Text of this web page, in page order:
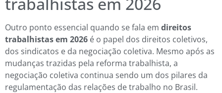
Outro ponto essencial quando se fala em direitos
trabalhistas em 2026 é o papel dos direitos coletivos,
dos sindicatos e da negociação coletiva. Mesmo após as
mudanças trazidas pela reforma trabalhista, a
negociação coletiva continua sendo um dos pilares da
regulamentação das relações de trabalho no Brasil.